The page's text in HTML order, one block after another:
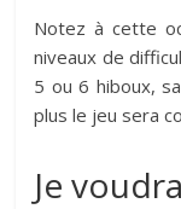
Notez à cette
niveaux de
5 ou 6 hiboux,
plus le jeu sera
Je